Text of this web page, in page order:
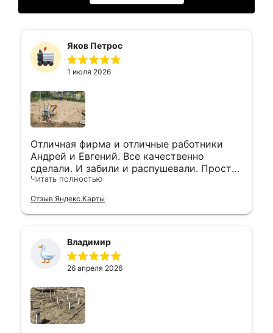
Яков Петрос
1 июля 2026
Отличная фирма и отличные работники
Андрей и Евгений. Все качественно
сделали. И забили и распушевали. Просто
космос) А инженер Александр Иванович
подсказал и консультировал. Обращайтесь
в данную компанию, сделают все быстро и
Читать полностью
Отзыв Яндекс.Карты
Владимир
26 апреля 2026